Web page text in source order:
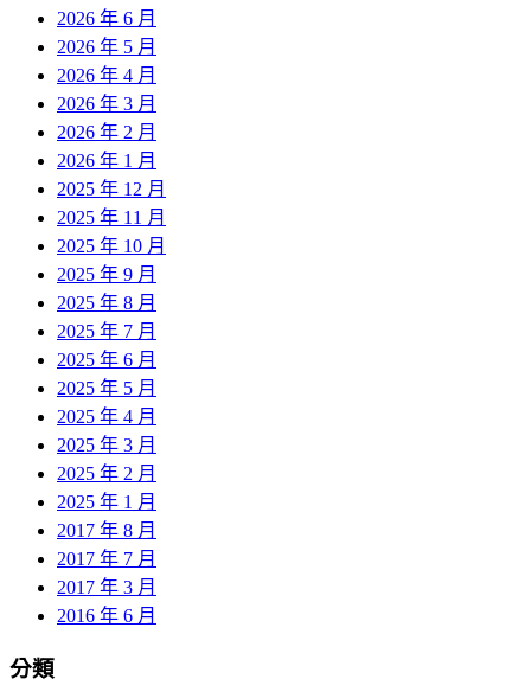
2026 年 6 月
2026 年 5 月
2026 年 4 月
2026 年 3 月
2026 年 2 月
2026 年 1 月
2025 年 12 月
2025 年 11 月
2025 年 10 月
2025 年 9 月
2025 年 8 月
2025 年 7 月
2025 年 6 月
2025 年 5 月
2025 年 4 月
2025 年 3 月
2025 年 2 月
2025 年 1 月
2017 年 8 月
2017 年 7 月
2017 年 3 月
2016 年 6 月
分類